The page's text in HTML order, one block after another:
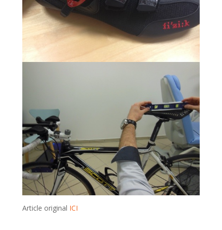
Article original ICI